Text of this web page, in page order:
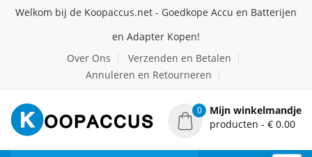
Welkom bij de Koopaccus.net - Goedkope Accu en Batterijen
en Adapter Kopen!
Over Ons
Verzenden en Betalen
Annuleren en Retourneren
0
Mijn winkelmandje
producten - € 0.00